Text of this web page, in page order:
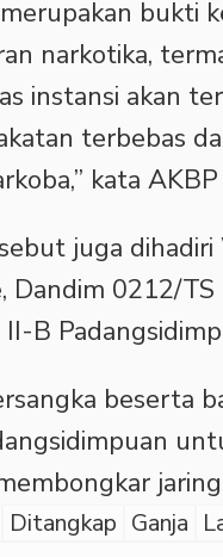
bukti
narkotika,
instansi akan
terbebas
kata
juga
Dandim 0212/
II-B
beserta
Ditangkap Ganja